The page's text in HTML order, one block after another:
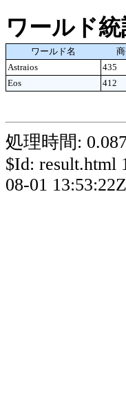
ワールド
ワールド名
Astraios
435
Eos
412
処理時間:
$Id: result.html
08-01